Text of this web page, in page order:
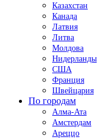
Казахстан
Канада
Латвия
Литва
Молдова
Нидерланды
США
Франция
Швейцария
По городам
Алма-Ата
Амстердам
Ареццо